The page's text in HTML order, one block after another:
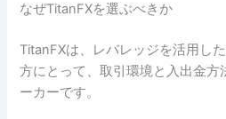
なぜTitanFXを選ぶべきか
TitanFXは、レバレッジを活用し
方にとって、取引環境と入出金方
ーカーです。